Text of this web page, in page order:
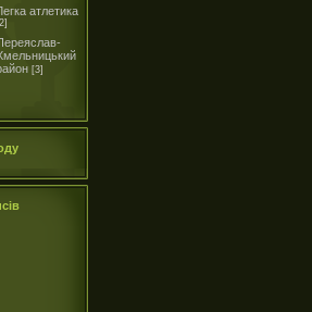
атлетика
[3]